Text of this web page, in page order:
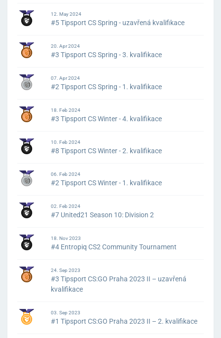
12. May 2024
#5 Tipsport CS Spring - uzavřená kvalifikace
20. Apr 2024
#3 Tipsport CS Spring - 3. kvalifikace
07. Apr 2024
#2 Tipsport CS Spring - 1. kvalifikace
18. Feb 2024
#3 Tipsport CS Winter - 4. kvalifikace
10. Feb 2024
#8 Tipsport CS Winter - 2. kvalifikace
06. Feb 2024
#2 Tipsport CS Winter - 1. kvalifikace
02. Feb 2024
#7 United21 Season 10: Division 2
18. Nov 2023
#4 Entropiq CS2 Community Tournament
24. Sep 2023
#3 Tipsport CS:GO Praha 2023 II – uzavřená
kvalifikace
03. Sep 2023
#1 Tipsport CS:GO Praha 2023 II – 2. kvalifikace